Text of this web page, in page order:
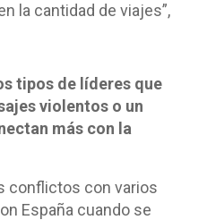
la cantidad de viajes”,
tipos de líderes que
violentos o un
más con la
conflictos con varios
España cuando se